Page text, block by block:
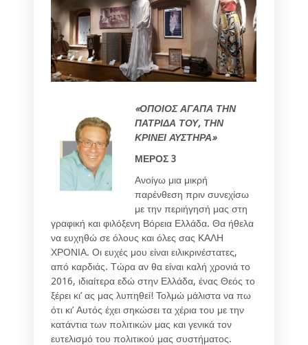
«ΟΠΟΙΟΣ ΑΓΑΠΑ ΤΗΝ
ΠΑΤΡΙΔΑ ΤΟΥ, ΤΗΝ
ΚΡΙΝΕΙ ΑΥΣΤΗΡΑ»
ΜΕΡΟΣ 3
Ανοίγω μια μικρή
παρένθεση πριν συνεχίσω
με την περιήγησή μας στη
γραφική και φιλόξενη Βόρεια Ελλάδα. Θα ήθελα
να ευχηθώ σε όλους και όλες σας ΚΑΛΗ
ΧΡΟΝΙΑ. Οι ευχές μου είναι ειλικρινέστατες,
από καρδιάς. Τώρα αν θα είναι καλή χρονιά το
2016, ιδιαίτερα εδώ στην Ελλάδα, ένας Θεός το
ξέρει κι’ ας μας λυπηθεί! Τολμώ μάλιστα να πω
ότι κι’ Αυτός έχει σηκώσει τα χέρια του με την
κατάντια των πολιτικών μας και γενικά τον
ευτελισμό του πολιτικού μας συστήματος.